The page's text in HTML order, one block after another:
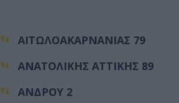
ΑΙΤΩΛΟΑΚΑΡΝΑΝΙΑΣ 79
ΑΝΑΤΟΛΙΚΗΣ ΑΤΤΙΚΗΣ 89
ΑΝΔΡΟΥ 2